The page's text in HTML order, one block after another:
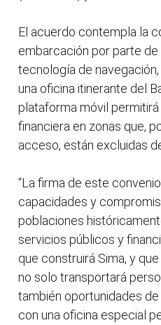
El acuerdo contempla la
embarcación por parte de
tecnología de
una oficina itinerante del
plataforma móvil
financiera en zonas que,
acceso, están excluidas
“La firma de este
capacidades y
poblaciones
servicios públicos y
que construirá Sima, y
no solo transportará
también oportunidades
con una oficina especial